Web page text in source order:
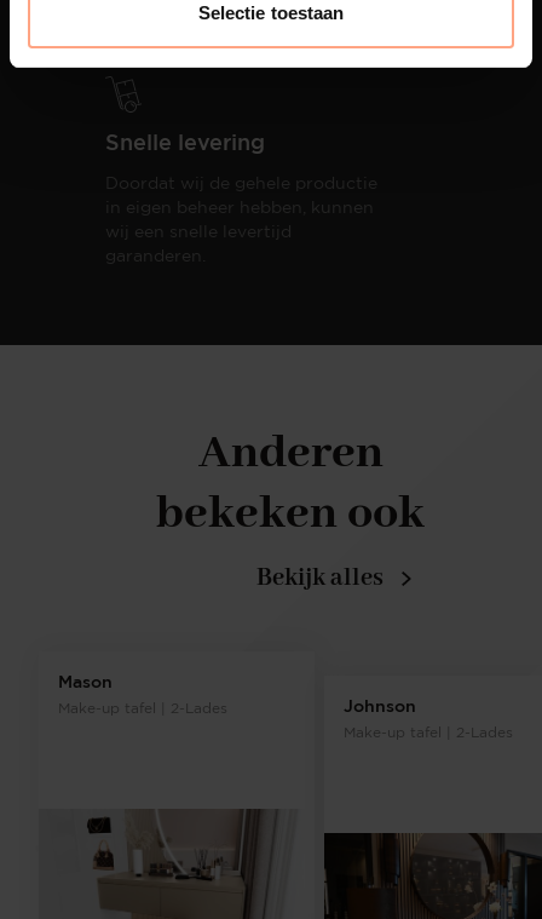
Selectie toestaan
totale woonbeleving.
Snelle levering
Doordat wij de gehele productie
in eigen beheer hebben, kunnen
wij een snelle levertijd
garanderen.
Mason
Make-up tafel | 2-Lades Johnson
Make-up tafel | 2-Lades
Anderen
bekeken ook
Bekijk alles